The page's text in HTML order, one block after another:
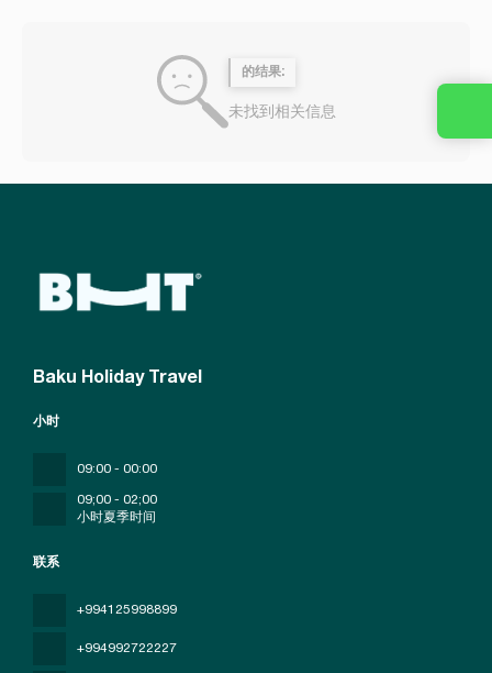
的结果:
未找到相关信息
Baku Holiday Travel
联系
+994125998899
+994992722227
小时
09:00 - 00:00
09;00 - 02;00
小时夏季时间